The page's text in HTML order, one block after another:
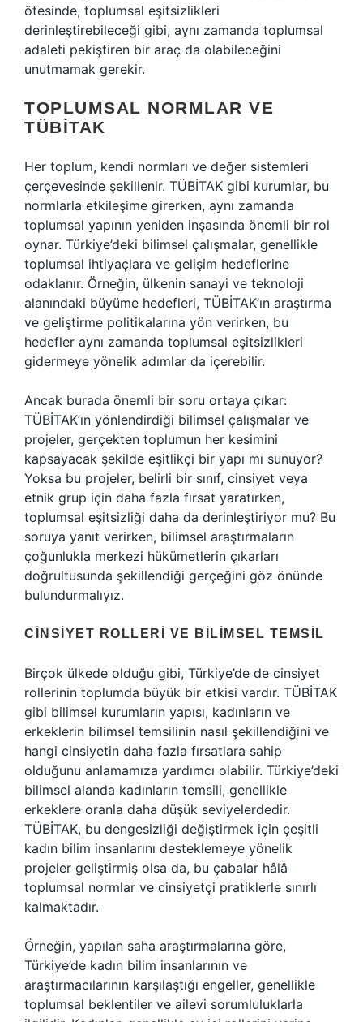
ötesinde, toplumsal eşitsizlikleri
derinleştirebileceği gibi, aynı zamanda toplumsal
adaleti pekiştiren bir araç da olabileceğini
unutmamak gerekir.
TOPLUMSAL NORMLAR VE
TÜBİTAK
Her toplum, kendi normları ve değer sistemleri
çerçevesinde şekillenir. TÜBİTAK gibi kurumlar, bu
normlarla etkileşime girerken, aynı zamanda
toplumsal yapının yeniden inşasında önemli bir rol
oynar. Türkiye’deki bilimsel çalışmalar, genellikle
toplumsal ihtiyaçlara ve gelişim hedeflerine
odaklanır. Örneğin, ülkenin sanayi ve teknoloji
alanındaki büyüme hedefleri, TÜBİTAK’ın araştırma
ve geliştirme politikalarına yön verirken, bu
hedefler aynı zamanda toplumsal eşitsizlikleri
gidermeye yönelik adımlar da içerebilir.
Ancak burada önemli bir soru ortaya çıkar:
TÜBİTAK’ın yönlendirdiği bilimsel çalışmalar ve
projeler, gerçekten toplumun her kesimini
kapsayacak şekilde eşitlikçi bir yapı mı sunuyor?
Yoksa bu projeler, belirli bir sınıf, cinsiyet veya
etnik grup için daha fazla fırsat yaratırken,
toplumsal eşitsizliği daha da derinleştiriyor mu? Bu
soruya yanıt verirken, bilimsel araştırmaların
çoğunlukla merkezi hükümetlerin çıkarları
doğrultusunda şekillendiği gerçeğini göz önünde
bulundurmalıyız.
CINSIYET ROLLERI VE BILIMSEL TEMSIL
Birçok ülkede olduğu gibi, Türkiye’de de cinsiyet
rollerinin toplumda büyük bir etkisi vardır. TÜBİTAK
gibi bilimsel kurumların yapısı, kadınların ve
erkeklerin bilimsel temsilinin nasıl şekillendiğini ve
hangi cinsiyetin daha fazla fırsatlara sahip
olduğunu anlamamıza yardımcı olabilir. Türkiye’deki
bilimsel alanda kadınların temsili, genellikle
erkeklere oranla daha düşük seviyelerdedir.
TÜBİTAK, bu dengesizliği değiştirmek için çeşitli
kadın bilim insanlarını desteklemeye yönelik
projeler geliştirmiş olsa da, bu çabalar hâlâ
toplumsal normlar ve cinsiyetçi pratiklerle sınırlı
kalmaktadır.
Örneğin, yapılan saha araştırmalarına göre,
Türkiye’de kadın bilim insanlarının ve
araştırmacılarının karşılaştığı engeller, genellikle
toplumsal beklentiler ve ailevi sorumluluklarla